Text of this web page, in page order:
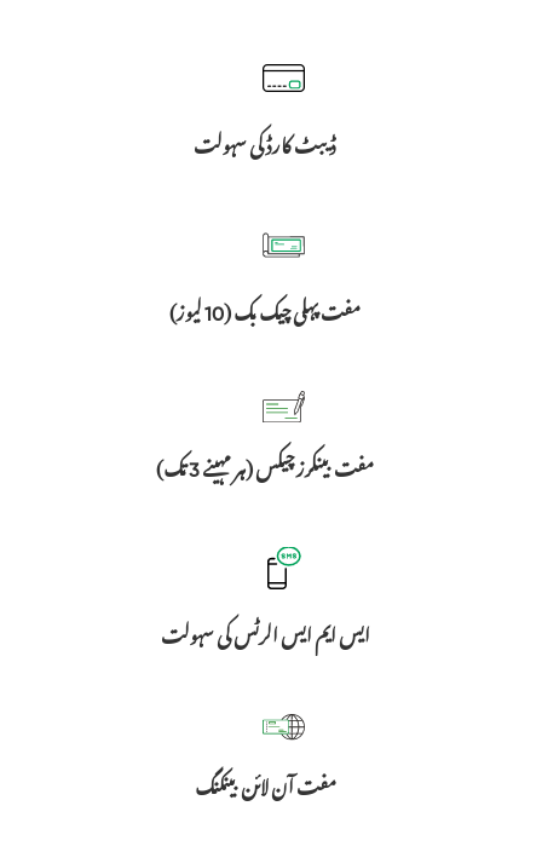
ڈیبٹ کارڈ کی سہولت
مفت پہلی چیک بک (10 لیوز)
مفت بینکرز چیکس (ہر مہینے 3 تک)
ایس ایم ایس الرٹس کی سہولت
مفت آن لائن بینکنگ